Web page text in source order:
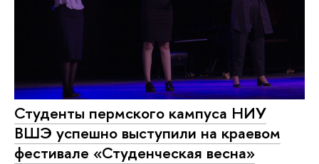
Студенты пермского кампуса НИУ
ВШЭ успешно выступили на краевом
фестивале «Студенческая весна»